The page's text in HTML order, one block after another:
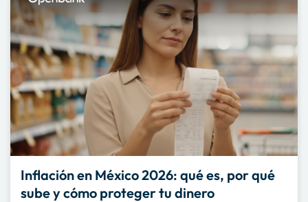
Inflación en México 2026: qué es, por qué
sube y cómo proteger tu dinero